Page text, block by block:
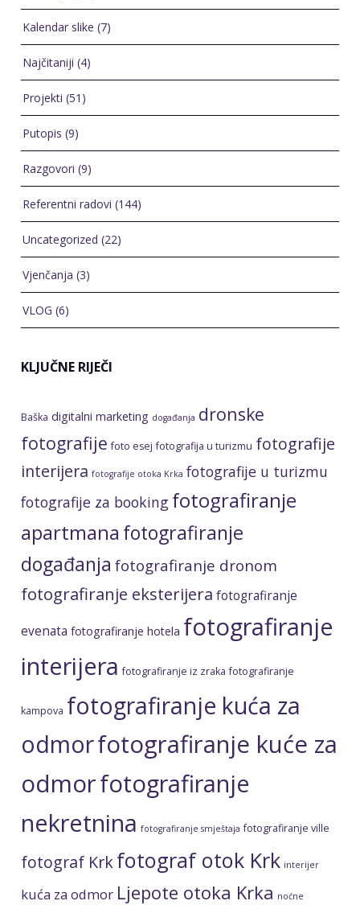
Kalendar slike (7)
Najčitaniji (4)
Projekti (51)
Putopis (9)
Razgovori (9)
Referentni radovi (144)
Uncategorized (22)
Vjenčanja (3)
VLOG (6)
KLJUČNE RIJEČI
Baška digitalni marketing događanja dronske
fotografije foto esej fotografija u turizmu fotografije
interijera fotografije otoka Krka fotografije u turizmu
fotografije za booking fotografiranje
apartmana fotografiranje
događanja fotografiranje dronom
fotografiranje eksterijera fotografiranje
evenata fotografiranje hotela fotografiranje
interijera fotografiranje iz zraka fotografiranje
kampova fotografiranje kuća za
odmorfotografiranje kuće za
odmorfotografiranje
nekretnina fotografiranje smještaja fotografiranje ville
fotograf Krkfotograf otok Krk interijer
kuća za odmor Ljepote otoka Krka noćne